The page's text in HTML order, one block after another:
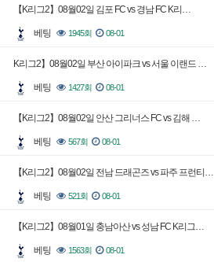
【K리그2】08월02일 김포 FC vs 경남 FC K리…
베팅 1945회 08-01
K리그2】08월02일 부산 아이파크 vs 서울 이랜드 …
베팅 1427회 08-01
【K리그2】08월02일 안산 그리너스 FC vs 김해 …
베팅 567회 08-01
【K리그2】08월02일 전남 드래곤즈 vs 파주 프런티…
베팅 521회 08-01
【K리그2】08월01일 충남아산 vs 성남 FC K리그…
베팅 1563회 08-01